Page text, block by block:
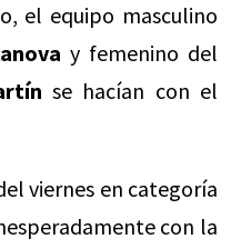
el equipo masculino
y femenino del
se hacían con el
viernes en categoría
con la